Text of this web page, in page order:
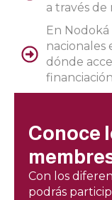
a través
En
nacionales
dónde
Conoce
Con los
podrás